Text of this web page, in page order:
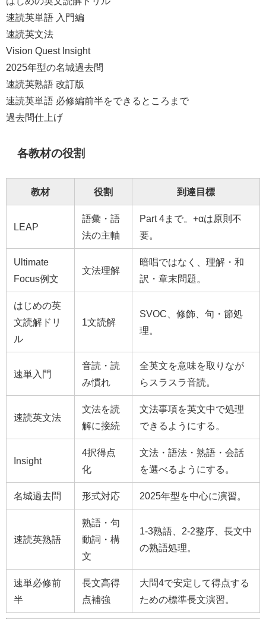
速読英単語 入門編
速読英文法
Vision Quest Insight
2025年型の名城過去問
速読英熟語 改訂版
速読英単語 必修編前半をできるところまで
過去問仕上げ
各教材の役割
教材 役割 到達目標
LEAP
語彙・語
法の主軸
Part 4まで。+αは原則不
要。
Ultimate
Focus例文
文法理解
暗唱ではなく、理解・和
訳・章末問題。
はじめの英
文読解ドリ
ル
1文読解
SVOC、修飾、句・節処
理。
速単入門
音読・読
み慣れ
全英文を意味を取りなが
らスラスラ音読。
速読英文法
文法を読
解に接続
文法事項を英文中で処理
できるようにする。
Insight
4択得点
化
文法・語法・熟語・会話
を選べるようにする。
名城過去問 形式対応 2025年型を中心に演習。
速読英熟語
熟語・句
動詞・構
文
1-3熟語、2-2整序、長文中
の熟語処理。
速単必修前
半
長文高得
点補強
大問4で安定して得点する
ための標準長文演習。